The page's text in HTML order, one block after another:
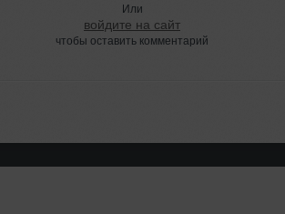
Или
войдите на сайт
чтобы оставить комментарий